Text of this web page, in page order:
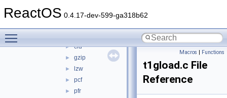
ReactOS 0.4.17-dev-599-ga318b62
► bzip2
► cid
► gzip
► lzw
► pcf
► pfr
Macros | Functions
t1gload.c File
Reference